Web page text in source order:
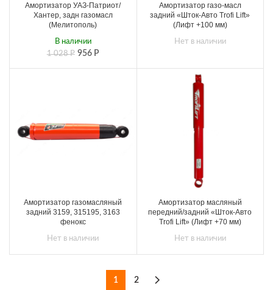
Амортизатор УАЗ-Патриот/
Хантер, задн газомасл
(Мелитополь)
1 028Р 956 Р
В наличии
Амортизатор газо-масл
задний «Шток-Авто Trofi Lift»
(Лифт +100 мм)
Нет в наличии
Амортизатор газомасляный
задний 3159, 315195, 3163
фенокс
Нет в наличии
Амортизатор масляный
передний/задний «Шток-Авто
Trofi Lift» (Лифт +70 мм)
Нет в наличии
1 2